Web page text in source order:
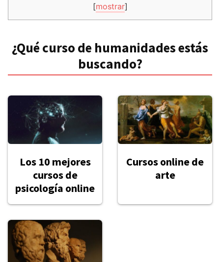
[mostrar]
¿Qué curso de humanidades estás
buscando?
Los 10 mejores
cursos de
psicología online
Cursos online de
arte